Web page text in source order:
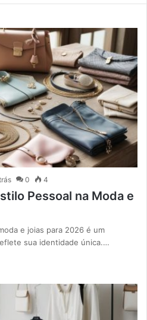
0 4
Pessoal na Moda e
e joias para 2026 é um
sua identidade única.…